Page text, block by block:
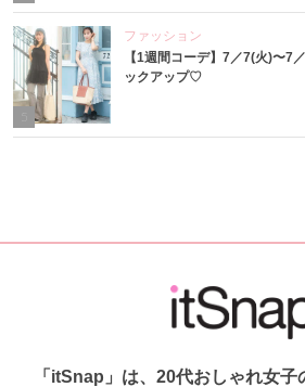
ファッション
【1週間コーデ】7／7(火)〜7
ックアップ♡
「itSnap」は、20代おしゃれ女子